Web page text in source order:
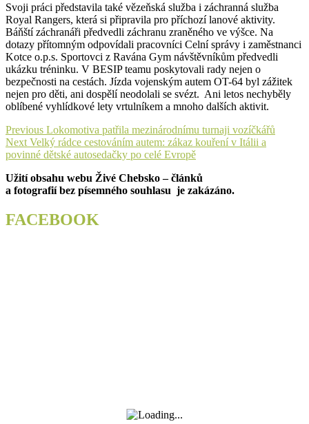
Svoji práci představila také vězeňská služba i záchranná služba
Royal Rangers, která si připravila pro příchozí lanové aktivity.
Báňští záchranáři předvedli záchranu zraněného ve výšce. Na
dotazy přítomným odpovídali pracovníci Celní správy i zaměstnanci
Kotce o.p.s. Sportovci z Ravána Gym návštěvníkům předvedli
ukázku tréninku. V BESIP teamu poskytovali rady nejen o
bezpečnosti na cestách. Jízda vojenským autem OT-64 byl zážitek
nejen pro děti, ani dospělí neodolali se svézt. Ani letos nechyběly
oblíbené vyhlídkové lety vrtulníkem a mnoho dalších aktivit.
Navigace
pro
příspěvek
Previous Previous
post:
Lokomotiva patřila mezinárodnímu turnaji vozíčkářů
Next Next
post:
Velký rádce cestováním autem: zákaz kouření v Itálii a
povinné dětské autosedačky po celé Evropě
Užití obsahu webu Živé Chebsko – článků
a fotografií bez písemného souhlasu je zakázáno.
FACEBOOK